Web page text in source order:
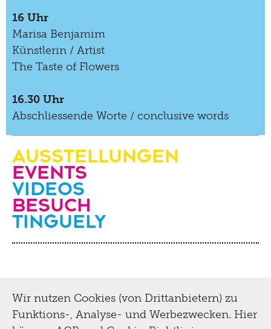
16 Uhr
Marisa Benjamim
Künstlerin / Artist
The Taste of Flowers
16.30 Uhr
Abschliessende Worte / conclusive words
Ausstellungen
Events
Videos
Besuch
Tinguely
Wir nutzen Cookies (von Drittanbietern) zu
Funktions-, Analyse- und Werbezwecken. Hier